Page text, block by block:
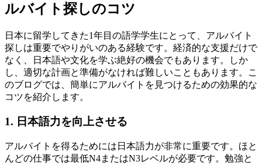
ルバイト探しのコツ
日本に留学してきた1年目の語学学生にとって、アルバイト
探しは重要でやりがいのある経験です。経済的な支援だけで
なく、日本語や文化を学ぶ絶好の機会でもあります。しか
し、適切な計画と準備がなければ難しいこともあります。こ
のブログでは、簡単にアルバイトを見つけるための効果的な
コツを紹介します。
1. 日本語力を向上させる
アルバイトを得るためには日本語力が非常に重要です。ほと
んどの仕事では最低N4またはN3レベルが必要です。勉強と